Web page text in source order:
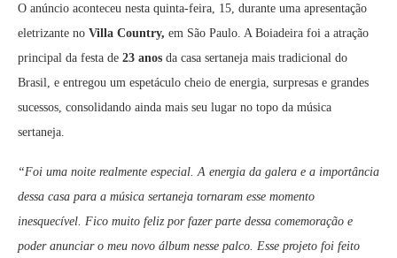
O anúncio aconteceu nesta quinta-feira, 15, durante uma apresentação
eletrizante no Villa Country, em São Paulo. A Boiadeira foi a atração
principal da festa de 23 anos da casa sertaneja mais tradicional do
Brasil, e entregou um espetáculo cheio de energia, surpresas e grandes
sucessos, consolidando ainda mais seu lugar no topo da música
sertaneja.
“Foi uma noite realmente especial. A energia da galera e a importância
dessa casa para a música sertaneja tornaram esse momento
inesquecível. Fico muito feliz por fazer parte dessa comemoração e
poder anunciar o meu novo álbum nesse palco. Esse projeto foi feito